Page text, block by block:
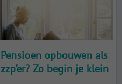
Pensioen opbouwen als
zzp'er? Zo begin je klein